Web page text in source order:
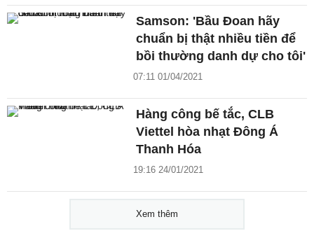
Samson: 'Bầu Đoan hãy
chuẩn bị thật nhiều tiền để
bồi thường danh dự cho tôi'
07:11 01/04/2021
Hàng công bế tắc, CLB
Viettel hòa nhạt Đông Á
Thanh Hóa
19:16 24/01/2021
Xem thêm